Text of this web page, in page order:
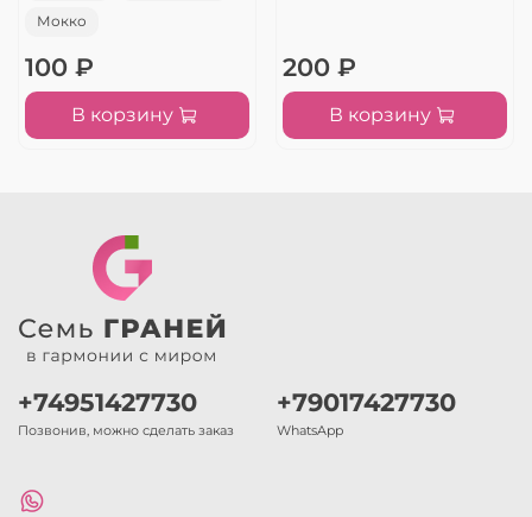
Мокко
100 ₽
В корзину
200 ₽
В корзину
+74951427730
Позвонив, можно сделать заказ
+79017427730
WhatsApp